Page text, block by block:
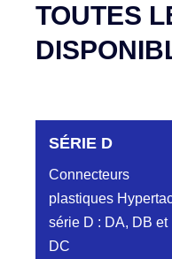
TOUTES
SÉRIE D
Connecteurs
plastiques
série D : DA, DB et
DC